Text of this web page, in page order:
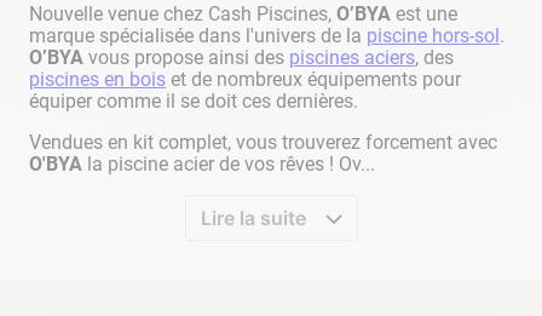
Peut-on utiliser cette bâche pour hiverner sa piscine ?
Non, cette bâche n'est pas conçue pour être utilisé pour
bassin du froid. De plus, exposer cette couverture au froid et
aux UV revient à la détériorer prématurément.
Nouvelle venue chez Cash Piscines, O’BYA est une
marque spécialisée dans l'univers de la piscine hors-sol.
O’BYA vous propose ainsi des piscines aciers, des
piscines en bois et de nombreux équipements pour
équiper comme il se doit ces dernières.
Vendues en kit complet, vous trouverez forcement avec
O'BYA la piscine acier de vos rêves ! Ov...
Lire la suite